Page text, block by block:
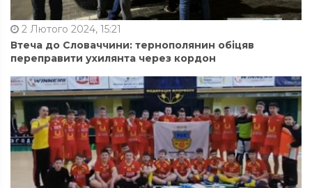
2 Лютого 2024, 15:21
Втеча до Словаччини: тернополянин обіцяв
переправити ухилянта через кордон